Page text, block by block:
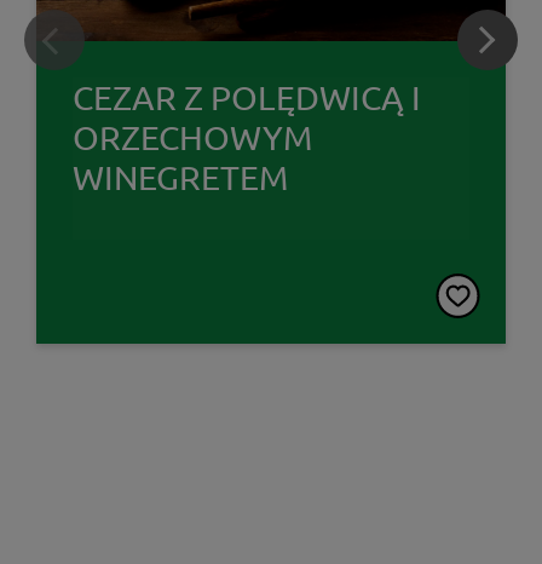
CEZAR Z POLĘDWICĄ I
ORZECHOWYM
WINEGRETEM